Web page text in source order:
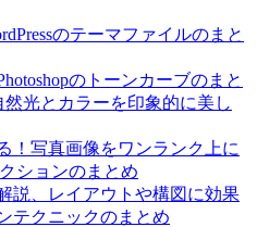
のテーマファイルのまと
のトーンカーブのまと
光とカラーを印象的に美し
！写真画像をワンランク上に
ションのまとめ
説、レイアウトや構図に効果
テクニックのまとめ